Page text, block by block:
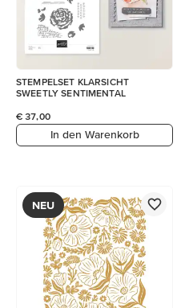
STEMPELSET KLARSICHT
SWEETLY SENTIMENTAL
€ 37,00
In den Warenkorb
NEU